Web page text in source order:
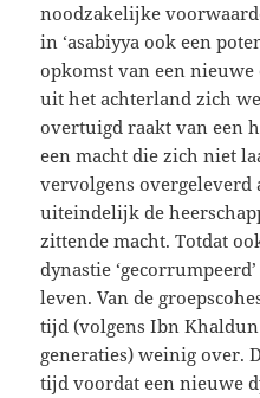
noodzakelijke
in ‘asabiyya ook een
opkomst van een nieuwe
uit het achterland zich
overtuigd raakt van een
een macht die zich niet
vervolgens overgeleverd
uiteindelijk de
zittende macht. Totdat
dynastie
leven. Van de
tijd (volgens Ibn
generaties) weinig over.
tijd voordat een nieuwe